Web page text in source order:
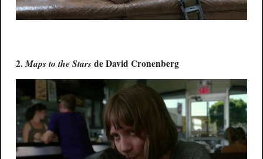
2.Maps to the Stars de David Cronenberg